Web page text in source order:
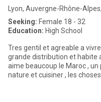
Lyon, Auvergne-Rhône-
Seeking: Female 18 - 32
Education: High School
Tres gentil et agreable a
grande distribution et habite
aime beaucoup le Maroc ,
nature et cuisiner , les